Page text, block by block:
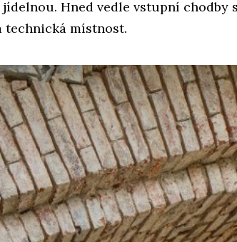
Hned vedle vstupní chodby
technická místnost.